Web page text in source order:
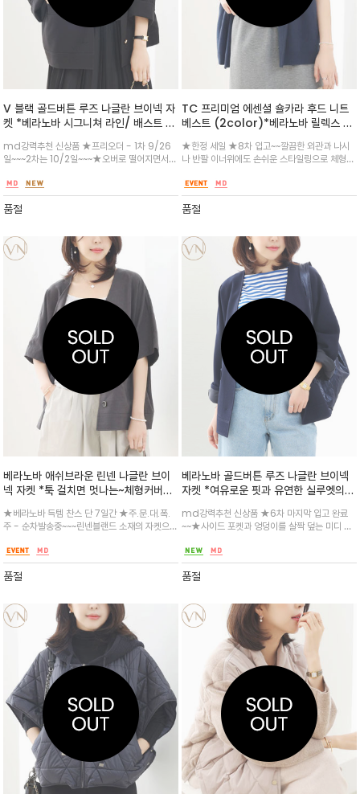
V 블랙 골드버튼 루즈 나글란 브이넥 자
켓 *베라노바 시그니쳐 라인/ 배스트 디
자인 블랙 출시 ~여유로운 핏과 유연한
실루엣의 브이넥 자켓 세련되면서도 차
분한 분위기를 선사 금장 버튼 포인트
md강력추천 신상품 ★프리오더 - 1차 9/26
일~~~2차는 10/2일~~~★오버로 떨어지면서
살짝 덮는 미디 기장감 안정적인 착용감이 느껴
지며 실용적인 아이템/ 브이넥이라 셔츠나 니트
탑과 레이어드해도 멋스러운
품절
TC 프리미엄 에센셜 숄카라 후드 니트
베스트 (2color)*베라노바 릴렉스 무
스러운 외관의 울 니트 베스트
★한정 세일 ★8차 입고~~깔끔한 외관과 나시
나 반팔 이너위에도 손쉬운 스타일링으로 체형을
버 숄더로 체형커버는 물론 릴렉스한 무드가 돋
보이는 여밈이 따로 없는 오픈 타입
품절
베라노바 애쉬브라운 린넨 나글란 브이
넥 자켓 *툭 걸치면 멋나는~체형커버~
엣의 브이넥 자켓 세련되면서도 차분한
분위기를 선사 / 오버로 떨어지면서 바
디에 멋스럽게 연출
★베라노바 득템 찬스 단 7일간 ★주.문.대.폭.
주 - 순차발송중~~~린넨블랜드 소재의 자켓으로
과 엉덩이를 살짝 덮는 미디 기장감 안정적인 착
용감이 느껴지며 실용적인 아이템
품절
베라노바 골드버튼 루즈 나글란 브이넥
자켓 *여유로운 핏과 유연한 실루엣의
기를 선사 금장 버튼 포인트 / 오버로 떨
어지면서 바디에 멋스럽게 연출
md강력추천 신상품 ★6차 마지막 입고 완료
~~★사이드 포켓과 엉덩이를 살짝 덮는 미디 기
템/ 브이넥이라 셔츠나 탑과 레이어드해도 멋스
러운~
품절